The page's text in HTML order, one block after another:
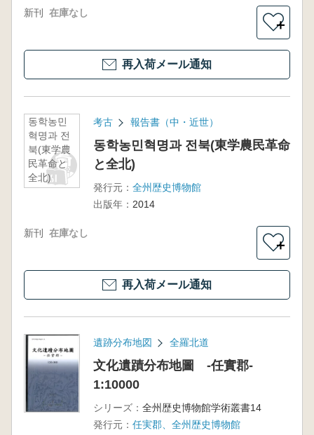
新刊 在庫なし
＋
再入荷メール通知
동학농민
혁명과 전
북(東学農
民革命と
全北)
考古 報告書（中・近世）
동학농민혁명과 전북(東学農民革命
と全北)
発行元： 全州歴史博物館
出版年： 2014
新刊 在庫なし
＋
再入荷メール通知
遺跡分布地図 全羅北道
文化遺蹟分布地圖 -任實郡-
1:10000
シリーズ： 全州歴史博物館学術叢書14
発行元： 任実郡、全州歴史博物館